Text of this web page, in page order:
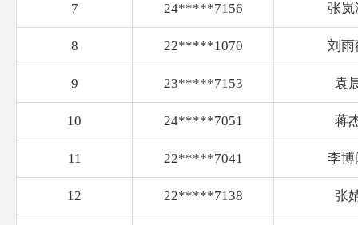
7 24*****7156 张岚
8 22*****1070 刘雨
9 23*****7153 袁
10 24*****7051 蒋
11 22*****7041 李博
12 22*****7138 张